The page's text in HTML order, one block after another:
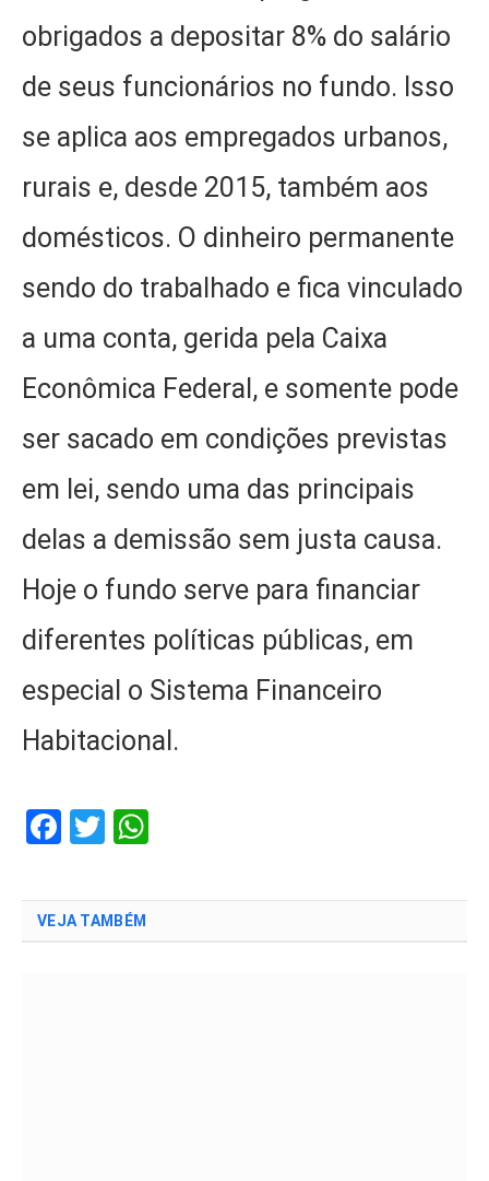
obrigados a depositar 8% do salário
de seus funcionários no fundo. Isso
se aplica aos empregados urbanos,
rurais e, desde 2015, também aos
domésticos. O dinheiro permanente
sendo do trabalhado e fica vinculado
a uma conta, gerida pela Caixa
Econômica Federal, e somente pode
ser sacado em condições previstas
em lei, sendo uma das principais
delas a demissão sem justa causa.
Hoje o fundo serve para financiar
diferentes políticas públicas, em
especial o Sistema Financeiro
Habitacional.
Facebook
Twitter
VEJA TAMBÉM